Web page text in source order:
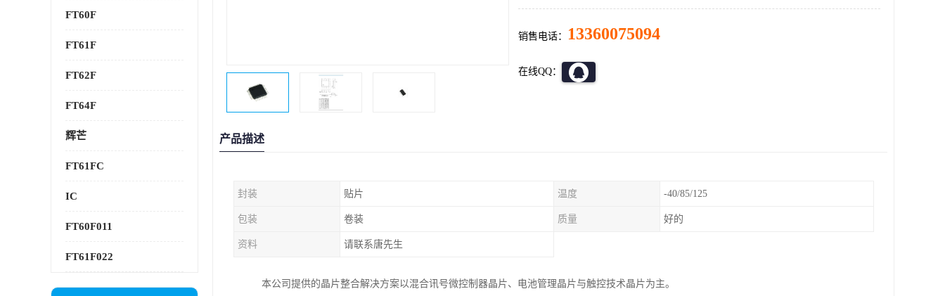
FT60F
FT61F
FT62F
FT64F
辉芒
FT61FC
IC
FT60F011
FT61F022
销售电话： 13360075094
在线QQ：
产品描述
封装 贴片 温度 -40/85/125
包装 卷装 质量 好的
资料 请联系唐先生
本公司提供的晶片整合解决方案以混合讯号微控制器晶片、电池管理晶片与触控技术晶片为主。